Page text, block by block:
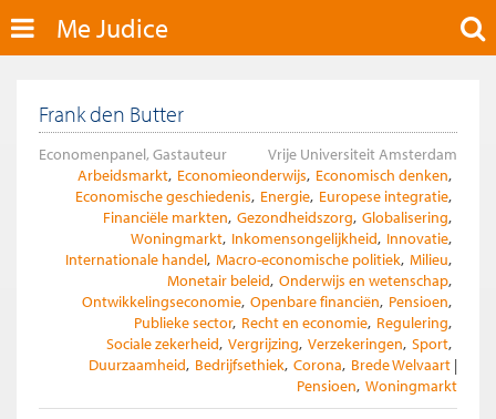
Me Judice
Frank den Butter
Economenpanel, Gastauteur
Vrije Universiteit Amsterdam
Arbeidsmarkt Economieonderwijs Economisch denken
Economische geschiedenis Energie Europese integratie
Financiële markten Gezondheidszorg Globalisering
Woningmarkt Inkomensongelijkheid Innovatie
Internationale handel Macro-economische politiek Milieu
Monetair beleid Onderwijs en wetenschap
Ontwikkelingseconomie Openbare financiën Pensioen
Publieke sector Recht en economie Regulering
Sociale zekerheid Vergrijzing Verzekeringen Sport
Duurzaamheid Bedrijfsethiek Corona Brede Welvaart
Pensioen Woningmarkt